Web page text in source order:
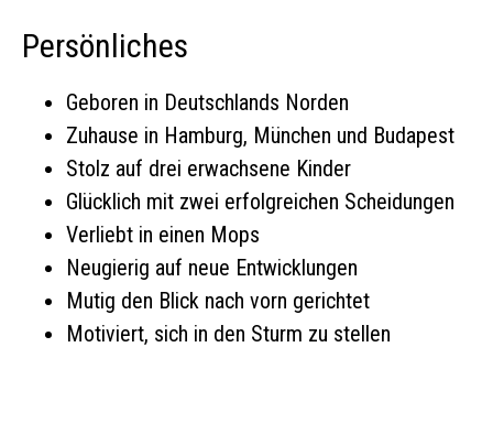
Persönliches
Geboren in Deutschlands Norden
Zuhause in Hamburg, München und Budapest
Stolz auf drei erwachsene Kinder
Glücklich mit zwei erfolgreichen Scheidungen
Verliebt in einen Mops
Neugierig auf neue Entwicklungen
Mutig den Blick nach vorn gerichtet
Motiviert, sich in den Sturm zu stellen